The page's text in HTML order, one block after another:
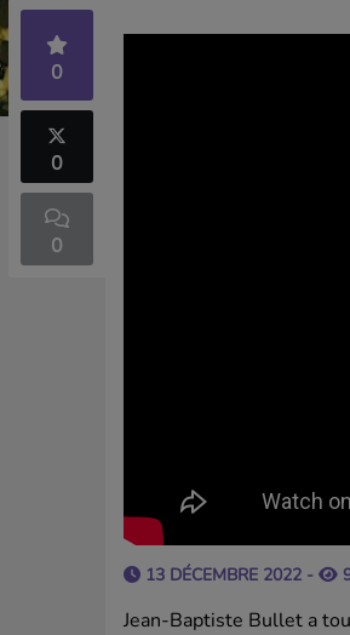
0
0
0
13 DÉCEMBRE 2022 -
Jean-Baptiste Bullet a